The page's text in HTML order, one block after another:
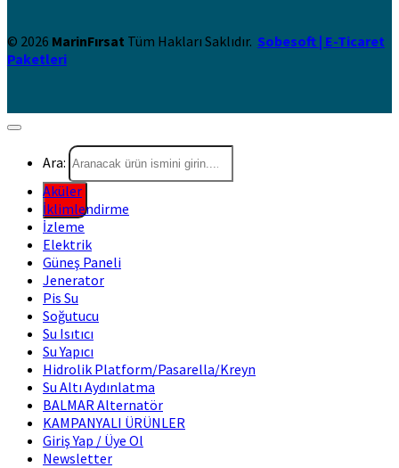
© 2026 MarinFırsat Tüm Hakları Saklıdır. Sobesoft | E-Ticaret
Paketleri
Ara:
Aküler
İklimlendirme
İzleme
Elektrik
Güneş Paneli
Jenerator
Pis Su
Soğutucu
Su Isıtıcı
Su Yapıcı
Hidrolik Platform/Pasarella/Kreyn
Su Altı Aydınlatma
BALMAR Alternatör
KAMPANYALI ÜRÜNLER
Giriş Yap / Üye Ol
Newsletter